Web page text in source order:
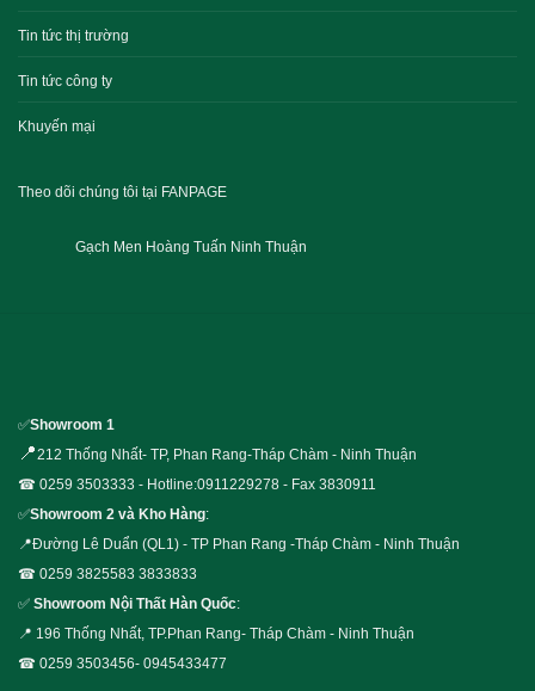
Tin tức thị trường
Tin tức công ty
Khuyến mại
Theo dõi chúng tôi tại FANPAGE
Gạch Men Hoàng Tuấn Ninh Thuận
✅Showroom 1
📍212 Thống Nhất- TP, Phan Rang-Tháp Chàm - Ninh Thuận
☎ 0259 3503333 - Hotline:0911229278 - Fax 3830911
✅Showroom 2 và Kho Hàng:
📍Đường Lê Duẩn (QL1) - TP Phan Rang -Tháp Chàm - Ninh Thuận
☎ 0259 3825583 3833833
✅ Showroom Nội Thất Hàn Quốc:
📍 196 Thống Nhất, TP.Phan Rang- Tháp Chàm - Ninh Thuận
☎ 0259 3503456- 0945433477